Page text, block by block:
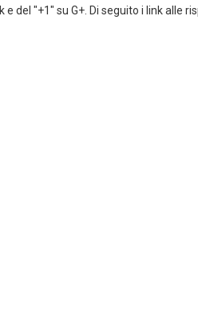
del "+1" su G+. Di seguito i link alle